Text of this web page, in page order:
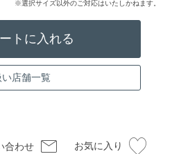
※選択サイズ以外のご対応はいたしかねます。
い店舗一覧
合わせ お気に入り